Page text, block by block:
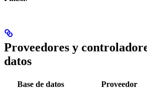
Proveedores y
datos
Base de datos Proveedor